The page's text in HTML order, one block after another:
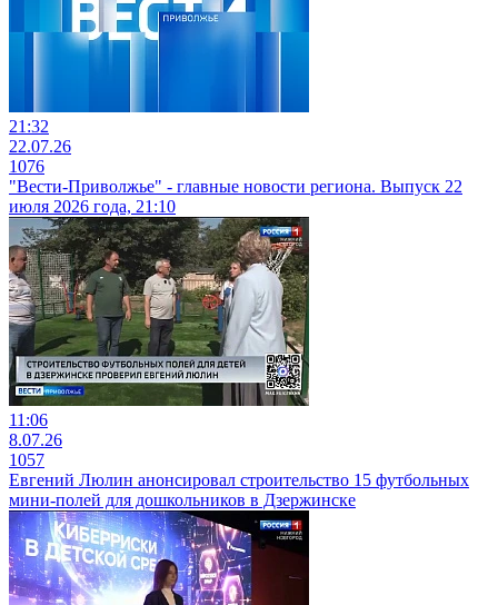
21:32
22.07.26
1076
"Вести-Приволжье" - главные новости региона. Выпуск 22
июля 2026 года, 21:10
11:06
8.07.26
1057
Евгений Люлин анонсировал строительство 15 футбольных
мини-полей для дошкольников в Дзержинске